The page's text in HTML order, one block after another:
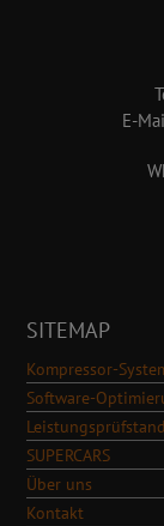
E-
SITEMAP
Kompressor-
Software-
Leistungsprüfstand
SUPERCARS
Über uns
Kontakt